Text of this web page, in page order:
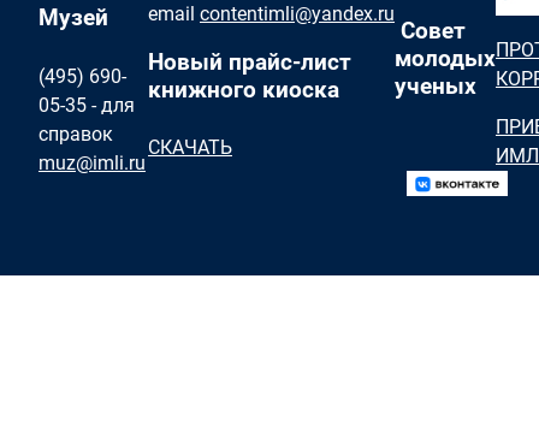
Музей
(495) 690-
05-35 - для
справок
muz@imli.ru
email contentimli@yandex.ru
Новый прайс-лист
книжного киоска
СКАЧАТЬ
Совет
молодых
ученых